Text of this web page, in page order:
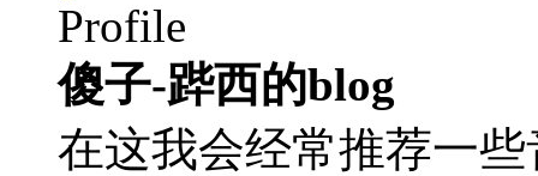
傻子-跸西的blog
在这我会经常推荐一